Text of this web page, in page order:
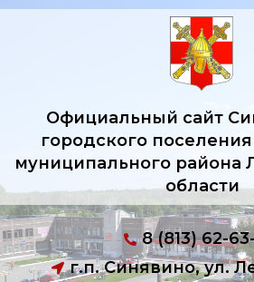
Официальный сайт
городского
муниципального района
области
8 (813) 62-
г.п. Синявино, ул.